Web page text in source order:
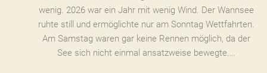
wenig. 2026 war ein Jahr mit wenig Wind. Der Wannsee
ruhte still und ermöglichte nur am Sonntag Wettfahrten.
Am Samstag waren gar keine Rennen möglich, da der
See sich nicht einmal ansatzweise bewegte.…